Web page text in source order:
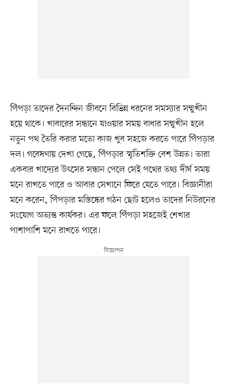
পিঁপড়া তাদের দৈনন্দিন জীবনে বিভিন্ন ধরনের সমস্যার সম্মুখীন
হয়ে থাকে। খাবারের সন্ধানে যাওয়ার সময় বাধার সম্মুখীন হলে
নতুন পথ তৈরি করার মতো কাজ খুব সহজে করতে পারে পিঁপড়ার
দল। গবেষণায় দেখা গেছে, পিঁপড়ার স্মৃতিশক্তি বেশ উন্নত। তারা
একবার খাদ্যের উৎসের সন্ধান পেলে সেই পথের তথ্য দীর্ঘ সময়
মনে রাখতে পারে ও আবার সেখানে ফিরে যেতে পারে। বিজ্ঞানীরা
মনে করেন, পিঁপড়ার মস্তিষ্কের গঠন ছোট হলেও তাদের নিউরনের
সংযোগ অত্যন্ত কার্যকর। এর ফলে পিঁপড়া সহজেই শেখার
পাশাপাশি মনে রাখতে পারে।